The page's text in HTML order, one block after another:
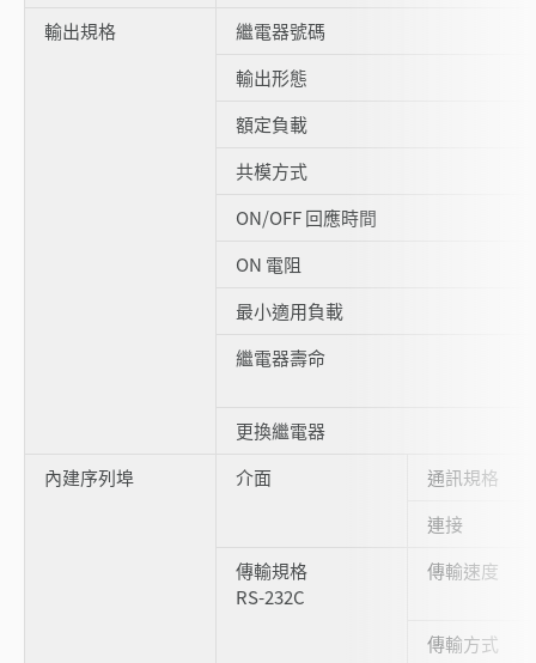
輸出規格
繼電器號碼
輸出形態
額定負載
共模方式
ON/OFF 回應時間
ON 電阻
最小適用負載
繼電器壽命
更換繼電器
內建序列埠
介面
通訊規格
連接
傳輸規格
RS-232C
傳輸速度
傳輸方式